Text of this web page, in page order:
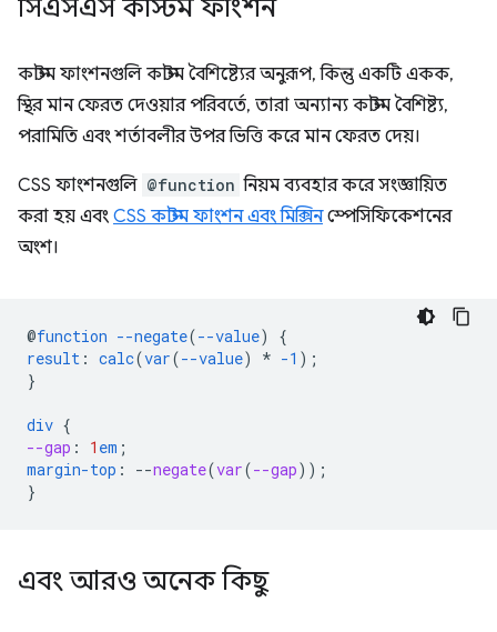
সিএসএস কাস্টম ফাংশন
কাস্টম ফাংশনগুলি কাস্টম বৈশিষ্ট্যের অনুরূপ, কিন্তু একটি একক,
স্থির মান ফেরত দেওয়ার পরিবর্তে, তারা অন্যান্য কাস্টম বৈশিষ্ট্য,
পরামিতি এবং শর্তাবলীর উপর ভিত্তি করে মান ফেরত দেয়।
CSS ফাংশনগুলি @function নিয়ম ব্যবহার করে সংজ্ঞায়িত
করা হয় এবং CSS কাস্টম ফাংশন এবং মিক্সিনস্পেসিফিকেশনের
অংশ।
@function --negate(--value)
{
result : calc(var(--value) * -1 );
}
div {
--gap : 1 em ;
margin-top : --negate(var(--gap));
}
এবং আরও অনেক কিছু